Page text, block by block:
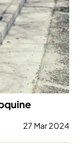
27 Mar 2024